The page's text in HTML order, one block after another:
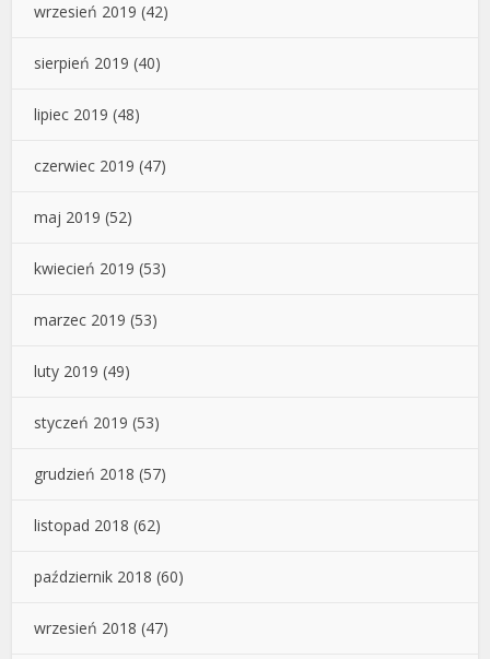
wrzesień 2019 (42)
sierpień 2019 (40)
lipiec 2019 (48)
czerwiec 2019 (47)
maj 2019 (52)
kwiecień 2019 (53)
marzec 2019 (53)
luty 2019 (49)
styczeń 2019 (53)
grudzień 2018 (57)
listopad 2018 (62)
październik 2018 (60)
wrzesień 2018 (47)